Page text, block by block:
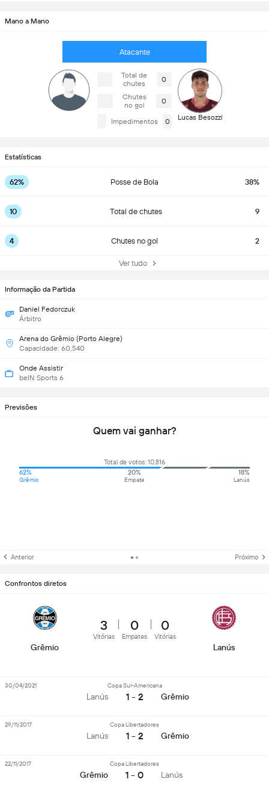
Mano a Mano
Atacante
Total de
chutes
0
Chutes
no gol
0
Impedimentos 0 Lucas Besozzi
Estatísticas
62% Posse de Bola 38%
10 Total de chutes 9
4 Chutes no gol 2
Ver tudo
Informação da Partida
Daniel Fedorczuk
Árbitro
Arena do Grêmio (Porto Alegre)
Capacidade: 60,540
Onde Assistir
beIN Sports 6
Previsões
Quem vai ganhar?
Total de votos: 10,816
62%
Grêmio
20%
Empate
18%
Lanús
Anterior Próximo
Confrontos diretos
Grêmio
3
Vitórias
0
Empates
0
Vitórias
Lanús
Lanús
Copa Sul-Americana
1 - 2 Grêmio
30/04/2021
Lanús
Copa Libertadores
1 - 2 Grêmio
29/11/2017
Grêmio
Copa Libertadores
1 - 0 Lanús
22/11/2017